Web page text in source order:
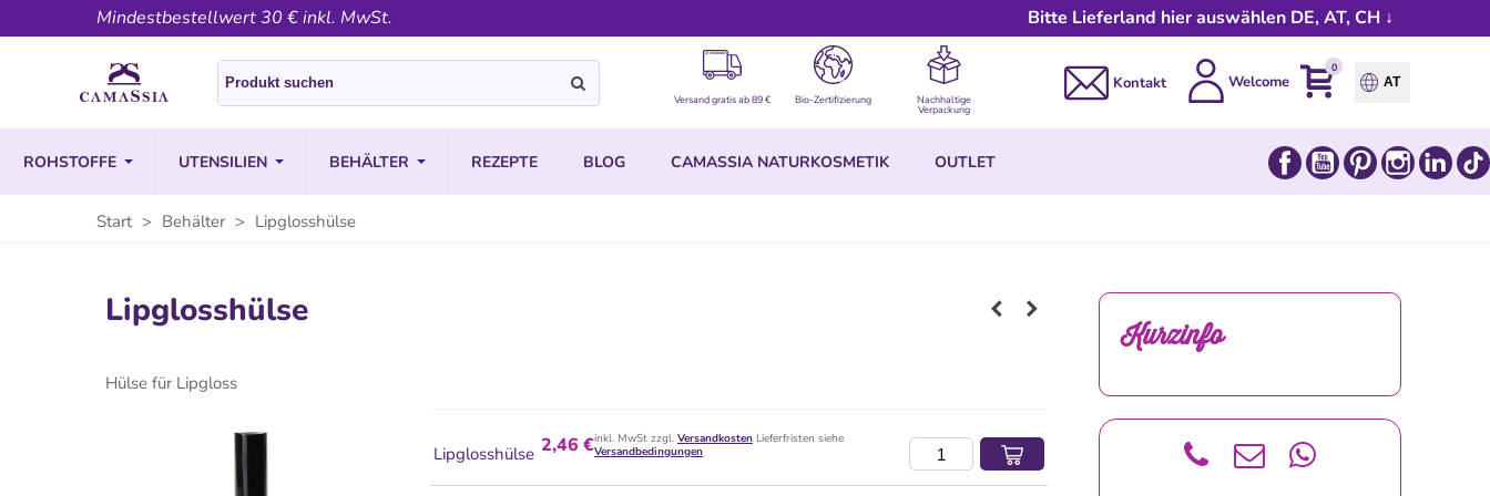
Mindestbestellwert 30 € inkl. MwSt. Bitte Lieferland hier auswählen DE, AT, CH ↓
Versand gratis ab 89 € Bio-Zertifizierung Nachhaltige
Verpackung
Kontakt Welcome
0
AT
ROHSTOFFE UTENSILIEN BEHÄLTER REZEPTE BLOG CAMASSIA NATURKOSMETIK OUTLET FacebookYouTubePinterestInstagram
Start > Behälter > Lipglosshülse
Lipglosshülse
Hülse für Lipgloss
Lipglosshülse 2,46 €inkl. MwSt zzgl.Versandkosten Lieferfristen siehe
Versandbedingungen
Kurzinfo